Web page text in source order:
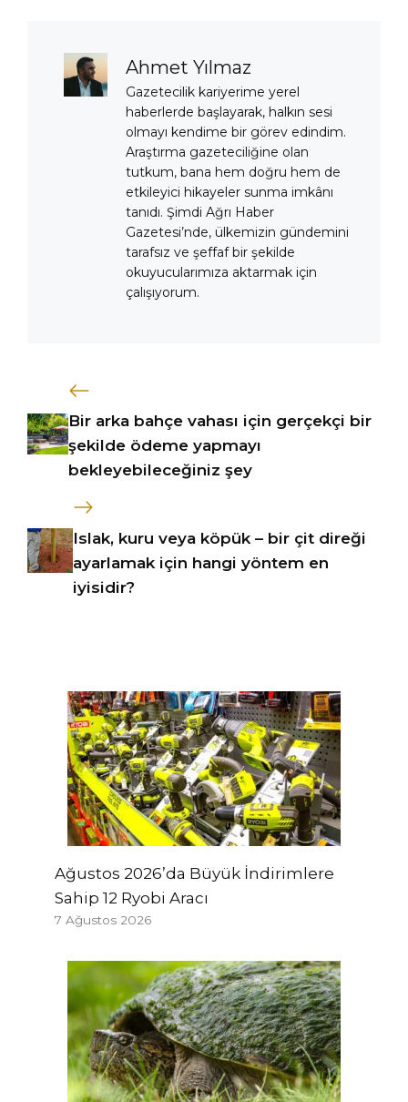
Ahmet Yılmaz
Gazetecilik kariyerime yerel
haberlerde başlayarak, halkın sesi
olmayı kendime bir görev edindim.
Araştırma gazeteciliğine olan
tutkum, bana hem doğru hem de
etkileyici hikayeler sunma imkânı
tanıdı. Şimdi Ağrı Haber
Gazetesi’nde, ülkemizin gündemini
tarafsız ve şeffaf bir şekilde
okuyucularımıza aktarmak için
çalışıyorum.
Bir arka bahçe vahası için gerçekçi bir
şekilde ödeme yapmayı
bekleyebileceğiniz şey
Islak, kuru veya köpük – bir çit direği
ayarlamak için hangi yöntem en
iyisidir?
Ağustos 2026’da Büyük İndirimlere
Sahip 12 Ryobi Aracı
7 Ağustos 2026